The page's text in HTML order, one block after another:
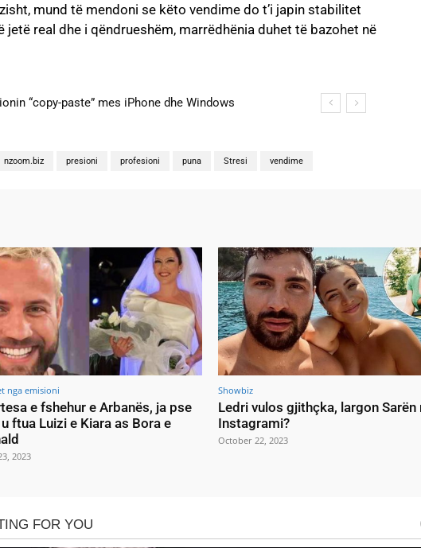
mund të mendoni se këto vendime do t’i japin stabilitet
real dhe i qëndrueshëm, marrëdhënia duhet të bazohet në
“copy-paste” mes iPhone dhe Windows
martohen këtë të shtunë, zbulohen detajet
nzoom.biz presioni profesioni puna Stresi vendime
nga emisioni
e fshehur e Arbanës, ja pse
ftua Luizi e Kiara as Bora e
2023
Showbiz
Ledri vulos gjithçka, largon Sarën
Instagrami?
October 22, 2023